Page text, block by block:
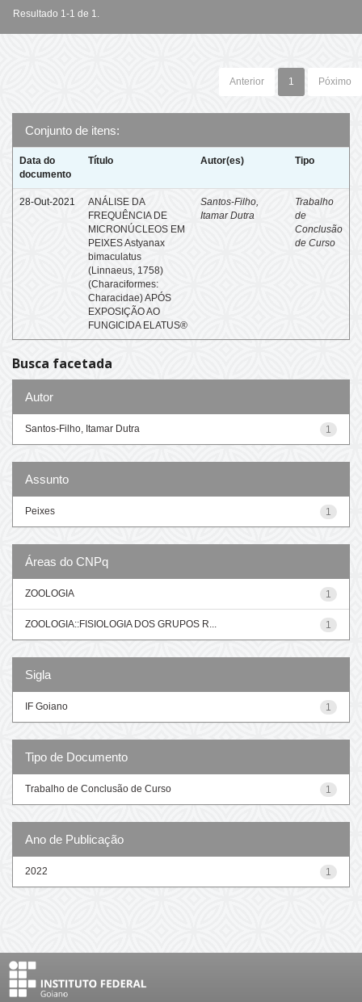
Resultado 1-1 de 1.
Anterior 1 Póximo
Conjunto de itens:
Data do
documento
Título Autor(es) Tipo
28-Out-2021
ANÁLISE DA
FREQUÊNCIA DE
MICRONÚCLEOS EM
PEIXES Astyanax
bimaculatus
(Linnaeus, 1758)
(Characiformes:
Characidae) APÓS
EXPOSIÇÃO AO
FUNGICIDA ELATUS®
Santos-Filho,
Itamar Dutra
Trabalho
de
Conclusão
de Curso
Busca facetada
Autor
1
Santos-Filho, Itamar Dutra
Assunto
1
Peixes
Áreas do CNPq
1
ZOOLOGIA
1
ZOOLOGIA::FISIOLOGIA DOS GRUPOS R...
Sigla
1
IF Goiano
Tipo de Documento
1
Trabalho de Conclusão de Curso
Ano de Publicação
1
2022